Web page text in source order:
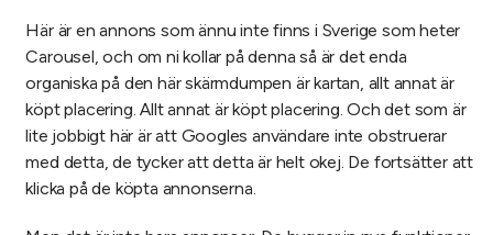
Här är en annons som ännu inte finns i Sverige som heter
Carousel, och om ni kollar på denna så är det enda
organiska på den här skärmdumpen är kartan, allt annat är
köpt placering. Allt annat är köpt placering. Och det som är
lite jobbigt här är att Googles användare inte obstruerar
med detta, de tycker att detta är helt okej. De fortsätter att
klicka på de köpta annonserna.